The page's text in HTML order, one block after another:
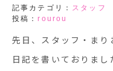
記事カテゴリ：
スタッフ
投稿：rourou
先日、スタッフ・まり
日記を書いておりまし